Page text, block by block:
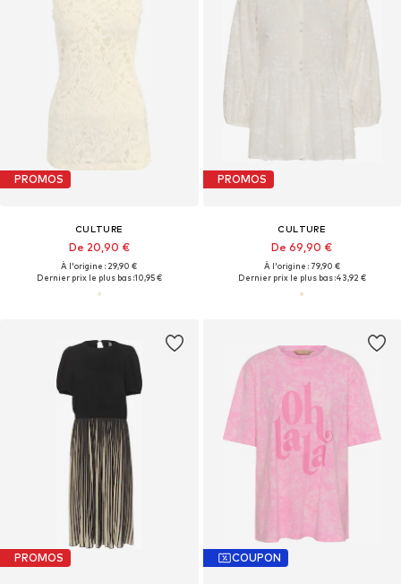
PROMOS
CULTURE
De 20,90 €
À l'origine : 29,90 €
Dernier prix le plus bas :10,95 €
PROMOS
CULTURE
De 69,90 €
À l'origine : 79,90 €
Dernier prix le plus bas :43,92 €
PROMOS COUPON